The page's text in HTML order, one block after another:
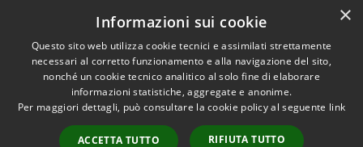
Dichiarazione di accessibilità
Accessibilità
Copyright © 2026 • Comune di
Sarnico • Powered by
Municipium•
Accesso
×
Informazioni sui cookie
Questo sito web utilizza cookie tecnici e assimilati strettamente
necessari al corretto funzionamento e alla navigazione del sito,
nonché un cookie tecnico analitico al solo fine di elaborare
informazioni statistiche, aggregate e anonime.
Per maggiori dettagli, può consultare la cookie policy al seguente link
ACCETTA TUTTO RIFIUTA TUTTO